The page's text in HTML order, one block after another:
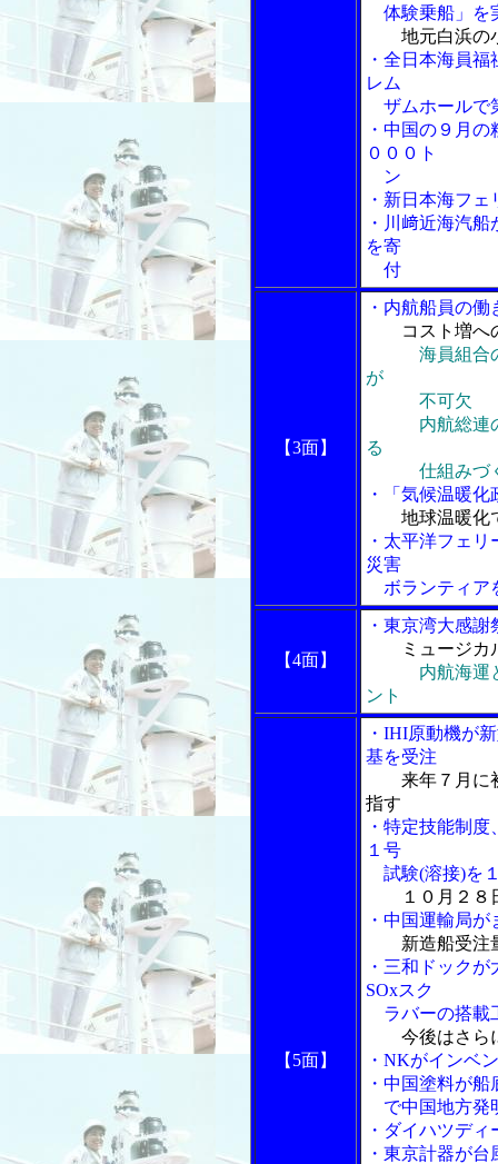
体験乗船」を
地元白浜の
・全日本海員
レム
ザムホールで
・中国の９月
０００ト
ン
・新日本海フ
・川﨑近海汽
を寄
付
【3面】
・内航船員の
コスト増へ
海員組合
が
不可欠
内航総連の
る
仕組みづ
・「気候温暖
地球温暖化
・太平洋フェ
災害
ボランティア
【4面】
・東京湾大感
ミュージ
内航海運
ント
【5面】
・IHI原動機が
基を受注
来年７月に
指す
・特定技能制
１号
試験(溶接)を
１０月２
・中国運輸局
新造船受注
・三和ドック
SOxスク
ラバーの搭載
今後はさら
・NKがインベ
・中国塗料が
で中国地方発
・ダイハツデ
・東京計器が